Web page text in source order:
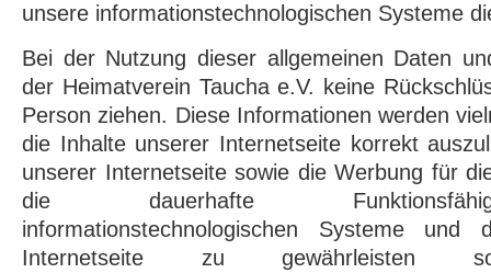
unsere informationstechnologischen Systeme
Bei der Nutzung dieser allgemeinen Daten
der Heimatverein Taucha e.V. keine
Person ziehen. Diese Informationen werden
die Inhalte unserer Internetseite korrekt
unserer Internetseite sowie die Werbung für
die dauerhafte
informationstechnologischen Systeme und
Internetseite zu